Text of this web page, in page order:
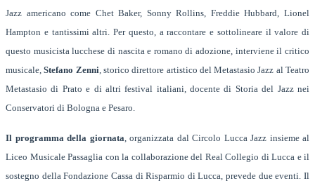
Jazz americano come Chet Baker, Sonny Rollins, Freddie Hubbard, Lionel
Hampton e tantissimi altri. Per questo, a raccontare e sottolineare il valore di
questo musicista lucchese di nascita e romano di adozione, interviene il critico
musicale,Stefano Zenni , storico direttore artistico del Metastasio Jazz al Teatro
Metastasio di Prato e di altri festival italiani, docente di Storia del Jazz nei
Conservatori di Bologna e Pesaro.
Il programma della giornata , organizzata dal Circolo Lucca Jazz insieme al
Liceo Musicale Passaglia con la collaborazione del Real Collegio di Lucca e il
sostegno della Fondazione Cassa di Risparmio di Lucca, prevede due eventi. Il